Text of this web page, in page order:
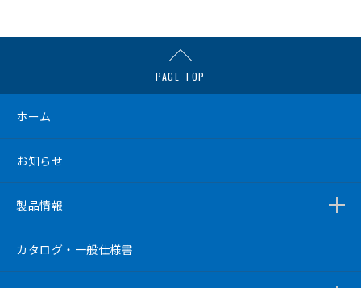
PAGE TOP
ホーム
お知らせ
製品情報
カタログ・一般仕様書